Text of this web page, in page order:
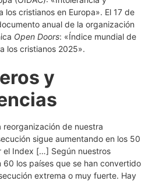
los cristianos en Europa». El 17 de
anual de la organización
Open Doors: «Índice mundial de
los cristianos 2025».
y
reorganización de nuestra
sigue aumentando en los 50
el Index […] Según nuestros
60 los países que se han convertido
extrema o muy fuerte. Hay